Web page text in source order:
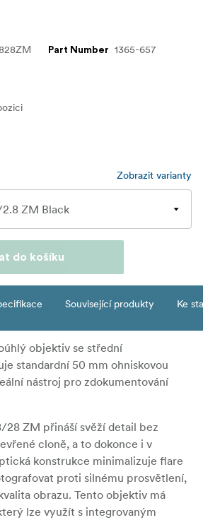
Part Number 1365-657
Zobrazit varianty
do košíku
Související produkty Ke
objektiv se střední
standardní 50 mm ohniskovou
nástroj pro zdokumentování
28 ZM přináší svěží detail bez
cloně, a to dokonce i v
konstrukce minimalizuje flare
proti silnému prosvětlení,
obrazu. Tento objektiv má
lze využít s integrovaným